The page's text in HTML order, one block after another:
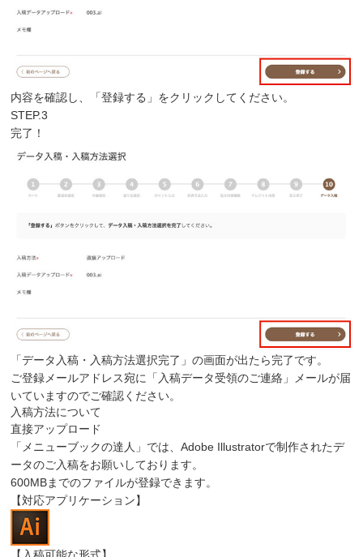
内容を確認し、「登録する」をクリックしてください。
STEP.3
完了！
「データ入稿・入稿方法選択完了」の画面が出たら完了です。
ご登録メールアドレス宛に「入稿データ受領のご連絡」メールが届
いていますのでご確認ください。
入稿方法について
直接アップロード
「メニューブックの達人」では、Adobe Illustratorで制作されたデ
ータのご入稿をお願いしております。
600MBまでのファイルが登録できます。
【対応アプリケーション】
【入稿可能な形式】